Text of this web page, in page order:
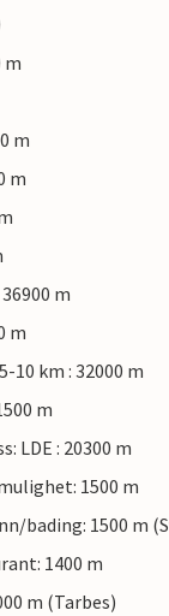
m
m
m
m
m
10 km : 32000 m
m
LDE : 20300 m
1500 m
bading: 1500 m
1400 m
m (Tarbes)